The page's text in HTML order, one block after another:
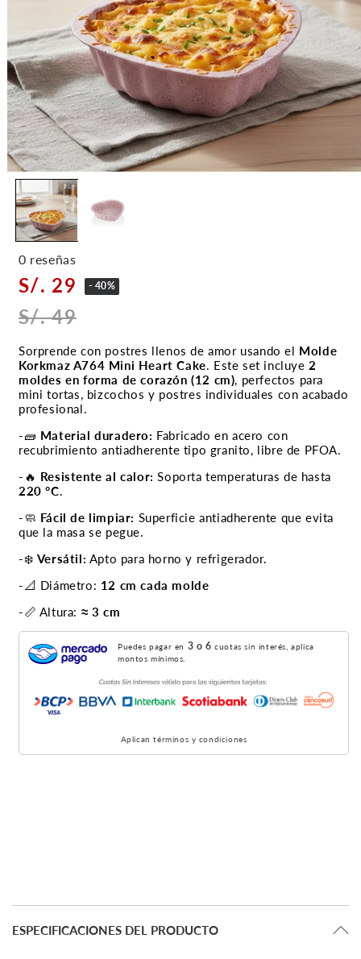
0 reseñas
S/. 29 - 40%
S/. 49
Sorprende con postres llenos de amor usando el Molde
Korkmaz A764 Mini Heart Cake. Este set incluye2
moldes en forma de corazón (12 cm), perfectos para
mini tortas, bizcochos y postres individuales con acabado
profesional.
-🧱 Material duradero: Fabricado en acero con
recubrimiento antiadherente tipo granito, libre de PFOA.
-🔥 Resistente al calor: Soporta temperaturas de hasta
220 °C.
-🧼 Fácil de limpiar: Superficie antiadherente que evita
que la masa se pegue.
-❄️ Versátil: Apto para horno y refrigerador.
-📐 Diámetro: 12 cm cada molde
-📏 Altura: ≈ 3 cm
Puedes pagar en 3 o 6 cuotas sin interés, aplica
montos mínimos.
Aplican términos y condiciones
ESPECIFICACIONES DEL PRODUCTO